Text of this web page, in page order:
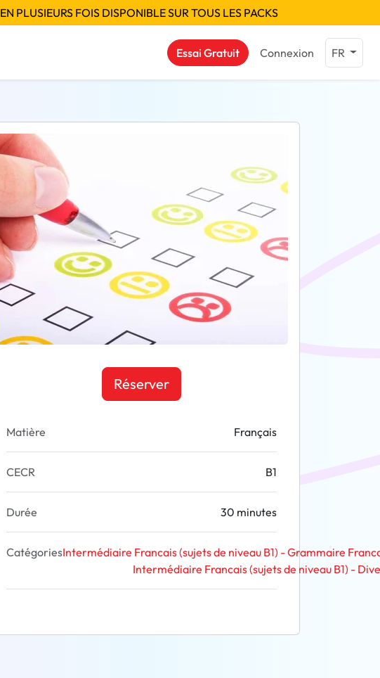
PLUSIEURS FOIS DISPONIBLE SUR TOUS LES PACKS
Essai Gratuit Connexion FR
Réserver
Matière Français
CECR B1
Durée 30 minutes
CatégoriesIntermédiaire Francais (sujets de niveau B1) - Grammaire
Intermédiaire Francais (sujets de niveau B1) -